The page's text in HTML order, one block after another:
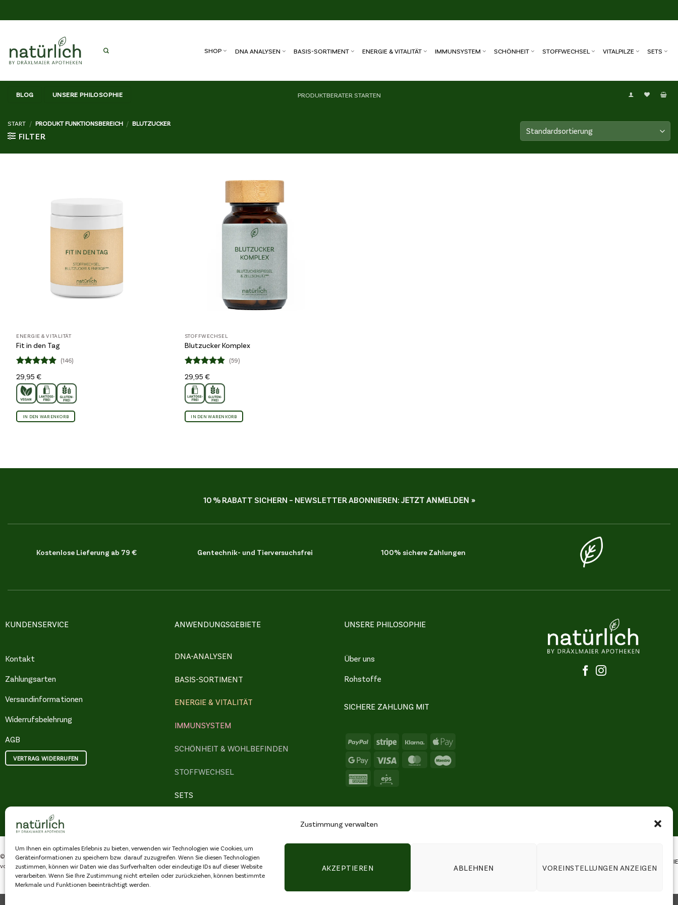
Zustimmung verwalten
Um Ihnen ein optimales Erlebnis zu bieten, verwenden wir Technologien wie Cookies, um
Geräteinformationen zu speichern bzw. darauf zuzugreifen. Wenn Sie diesen Technologien
zustimmen, können wir Daten wie das Surfverhalten oder eindeutige IDs auf dieser Website
verarbeiten. Wenn Sie Ihre Zustimmung nicht erteilen oder zurückziehen, können bestimmte
Merkmale und Funktionen beeinträchtigt werden.
AKZEPTIEREN ABLEHNEN VOREINSTELLUNGEN ANZEIGEN
Inhalt
SHOP DNA ANALYSEN BASIS-SORTIMENT ENERGIE & VITALITÄT IMMUNSYSTEM SCHÖNHEIT STOFFWECHSEL VITALPILZE SETS
BLOG UNSERE PHILOSOPHIE PRODUKTBERATER STARTEN
START / PRODUKT FUNKTIONSBEREICH / BLUTZUCKER
FILTER
ENERGIE & VITALITÄT
Fit in den Tag
mit4.86
von 5
(146)
29,95€
IN DEN WARENKORB
STOFFWECHSEL
Blutzucker Komplex
mit4.83
von 5
(59)
29,95 €
IN DEN WARENKORB
10 % RABATT SICHERN – NEWSLETTER ABONNIEREN: JETZT ANMELDEN »
Kostenlose Lieferung ab 79 € Gentechnik- und Tierversuchsfrei 100% sichere Zahlungen
KUNDENSERVICE
Kontakt
Zahlungsarten
Versandinformationen
Widerrufsbelehrung
AGB
VERTRAG WIDERRUFEN
ANWENDUNGSGEBIETE
DNA-ANALYSEN
BASIS-SORTIMENT
ENERGIE & VITALITÄT
IMMUNSYSTEM
SCHÖNHEIT & WOHLBEFINDEN
STOFFWECHSEL
SETS
UNSERE PHILOSOPHIE
Über uns
Rohstoffe
SICHERE ZAHLUNG MIT
PayPal Stripe Klarna
Apple
Google Visa MasterCard
American
© Copyright 2026 Natürlich by Dräxlmaier Apotheken GmbH, alle Rechte
vorbehalten
COOKIE-RICHTLINIE